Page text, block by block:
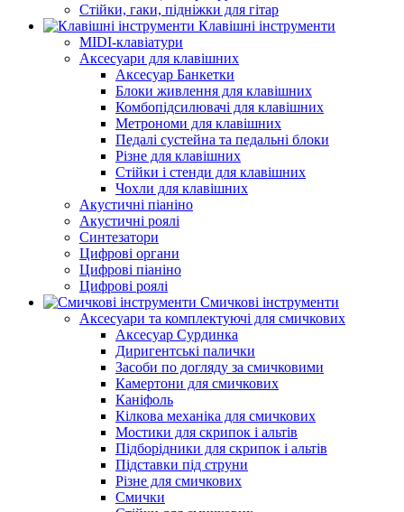
Стійки, гаки, підніжки для гітар
Клавішні інструменти
MIDI-клавіатури
Аксесуари для клавішних
Аксесуар Банкетки
Блоки живлення для клавішних
Комбопідсилювачі для клавішних
Метрономи для клавішних
Педалі сустейна та педальні блоки
Різне для клавішних
Стійки і стенди для клавішних
Чохли для клавішних
Акустичні піаніно
Акустичні роялі
Синтезатори
Цифрові органи
Цифрові піаніно
Цифрові роялі
Смичкові інструменти
Аксесуари та комплектуючі для смичкових
Аксесуар Сурдинка
Диригентські палички
Засоби по догляду за смичковими
Камертони для смичкових
Каніфоль
Кілкова механіка для смичкових
Мостики для скрипок і альтів
Підборiдники для скрипок і альтів
Підставки під струни
Різне для смичкових
Смички